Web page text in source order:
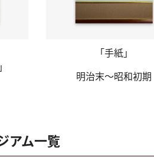
「手紙」
明治末～昭和初期
アム一覧